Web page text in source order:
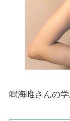
鳴海唯さんの学